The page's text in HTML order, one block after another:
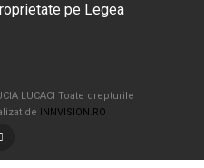
pe Legea
LUCACI Toate drepturile
de INNVISION.RO